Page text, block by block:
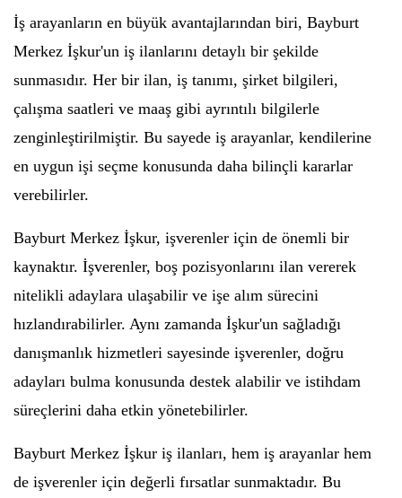
İş arayanların en büyük avantajlarından biri, Bayburt
Merkez İşkur'un iş ilanlarını detaylı bir şekilde
sunmasıdır. Her bir ilan, iş tanımı, şirket bilgileri,
çalışma saatleri ve maaş gibi ayrıntılı bilgilerle
zenginleştirilmiştir. Bu sayede iş arayanlar, kendilerine
en uygun işi seçme konusunda daha bilinçli kararlar
verebilirler.
Bayburt Merkez İşkur, işverenler için de önemli bir
kaynaktır. İşverenler, boş pozisyonlarını ilan vererek
nitelikli adaylara ulaşabilir ve işe alım sürecini
hızlandırabilirler. Aynı zamanda İşkur'un sağladığı
danışmanlık hizmetleri sayesinde işverenler, doğru
adayları bulma konusunda destek alabilir ve istihdam
süreçlerini daha etkin yönetebilirler.
Bayburt Merkez İşkur iş ilanları, hem iş arayanlar hem
de işverenler için değerli fırsatlar sunmaktadır. Bu